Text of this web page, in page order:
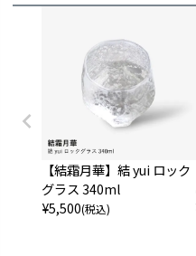
【結霜月華】結 yui ロック
グラス 340ml
¥5,500(税込)